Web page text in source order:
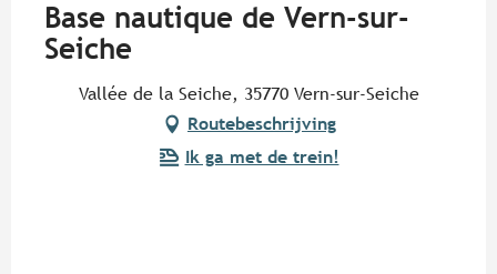
Base nautique de Vern-sur-
Seiche
Vallée de la Seiche, 35770 Vern-sur-Seiche
Routebeschrijving
Ik ga met de trein!